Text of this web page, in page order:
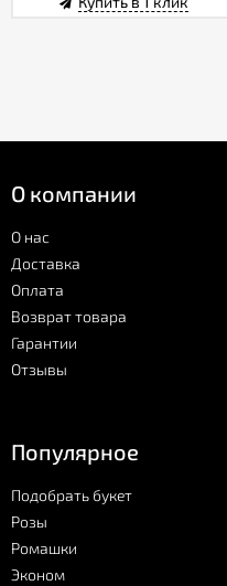
О компании
О нас
Доставка
Оплата
Возврат товара
Гарантии
Отзывы
Популярное
Подобрать букет
Розы
Ромашки
Эконом